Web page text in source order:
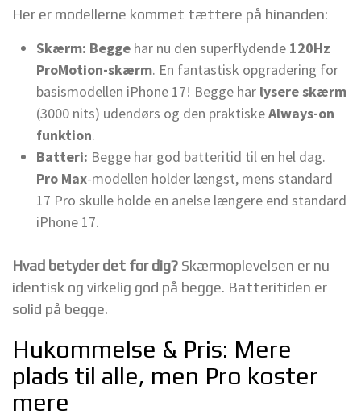
Her er modellerne kommet tættere på hinanden:
Skærm: Begge har nu den superflydende 120Hz
ProMotion-skærm. En fantastisk opgradering for
basismodellen iPhone 17! Begge har lysere skærm
(3000 nits) udendørs og den praktiskeAlways-on
funktion.
Batteri: Begge har god batteritid til en hel dag.
Pro Max-modellen holder længst, mens standard
17 Pro skulle holde en anelse længere end standard
iPhone 17.
Hvad betyder det for dig? Skærmoplevelsen er nu
identisk og virkelig god på begge. Batteritiden er
solid på begge.
Hukommelse & Pris: Mere
plads til alle, men Pro koster
mere